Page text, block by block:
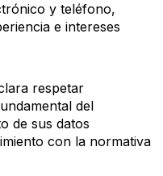
y teléfono,
e intereses
respetar
del
de sus datos
con la normativa